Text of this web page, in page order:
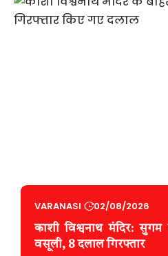
VARANASI 02/08/2026
काशी विश्वनाथ मंदिर:
वसूली, 8 दलाल गिरफ्तार